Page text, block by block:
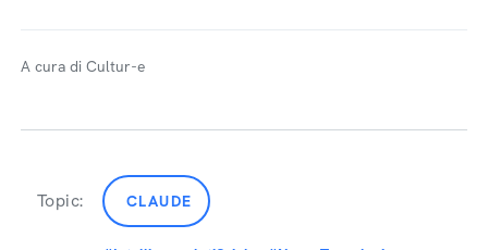
A cura di Cultur-e
Topic: CLAUDE